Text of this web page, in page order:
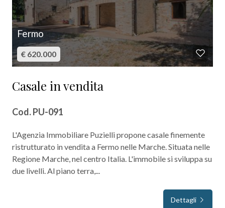
Fermo
€ 620.000
Casale in vendita
Cod. PU-091
L'Agenzia Immobiliare Puzielli propone casale finemente
ristrutturato in vendita a Fermo nelle Marche. Situata nelle
Regione Marche, nel centro Italia. L'immobile si sviluppa su
due livelli. Al piano terra,...
Dettagli
Posto auto/Box
Balcone/Terrazzo
Ascensore
Arredato
Lusso